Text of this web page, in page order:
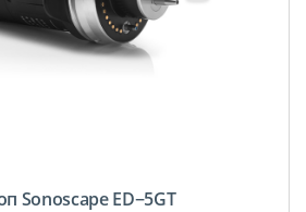
Sonoscape ED−5GT